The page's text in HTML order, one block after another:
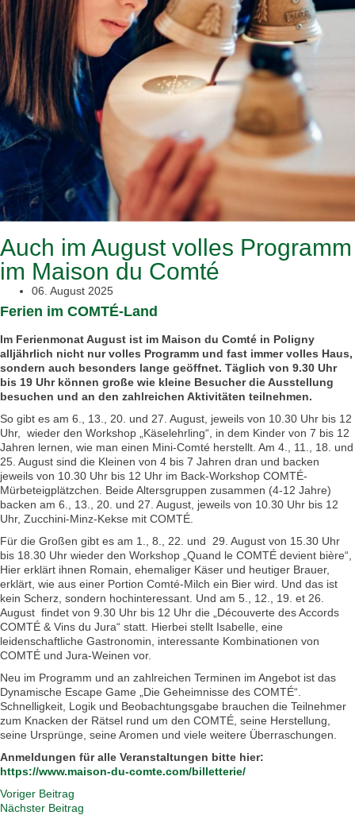
Auch im August volles Programm
im Maison du Comté
06. August 2025
Ferien im COMTÉ-Land
Im Ferienmonat August ist im Maison du Comté in Poligny
alljährlich nicht nur volles Programm und fast immer volles Haus,
sondern auch besonders lange geöffnet. Täglich von 9.30 Uhr
bis 19 Uhr können große wie kleine Besucher die Ausstellung
besuchen und an den zahlreichen Aktivitäten teilnehmen.
So gibt es am 6., 13., 20. und 27. August, jeweils von 10.30 Uhr bis 12
Uhr, wieder den Workshop „Käselehrling“, in dem Kinder von 7 bis 12
Jahren lernen, wie man einen Mini-Comté herstellt. Am 4., 11., 18. und
25. August sind die Kleinen von 4 bis 7 Jahren dran und backen
jeweils von 10.30 Uhr bis 12 Uhr im Back-Workshop COMTÉ-
Mürbeteigplätzchen. Beide Altersgruppen zusammen (4-12 Jahre)
backen am 6., 13., 20. und 27. August, jeweils von 10.30 Uhr bis 12
Uhr, Zucchini-Minz-Kekse mit COMTÉ.
Für die Großen gibt es am 1., 8., 22. und 29. August von 15.30 Uhr
bis 18.30 Uhr wieder den Workshop „Quand le COMTÉ devient bière“,
Hier erklärt ihnen Romain, ehemaliger Käser und heutiger Brauer,
erklärt, wie aus einer Portion Comté-Milch ein Bier wird. Und das ist
kein Scherz, sondern hochinteressant. Und am 5., 12., 19. et 26.
August findet von 9.30 Uhr bis 12 Uhr die „Découverte des Accords
COMTÉ & Vins du Jura“ statt. Hierbei stellt Isabelle, eine
leidenschaftliche Gastronomin, interessante Kombinationen von
COMTÉ und Jura-Weinen vor.
Neu im Programm und an zahlreichen Terminen im Angebot ist das
Dynamische Escape Game „Die Geheimnisse des COMTÉ“.
Schnelligkeit, Logik und Beobachtungsgabe brauchen die Teilnehmer
zum Knacken der Rätsel rund um den COMTÉ, seine Herstellung,
seine Ursprünge, seine Aromen und viele weitere Überraschungen.
Anmeldungen für alle Veranstaltungen bitte hier:
https://www.maison-du-comte.com/billetterie/
Voriger Beitrag
Nächster Beitrag